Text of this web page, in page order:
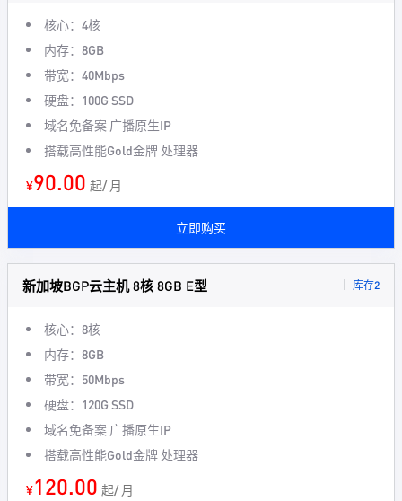
核心：4核
内存：8GB
带宽：40Mbps
硬盘：100G SSD
域名免备案 广播原生IP
搭载高性能Gold金牌 处理器
¥90.00 起/ 月
立即购买
新加坡BGP云主机 8核 8GB E型 库存2
核心：8核
内存：8GB
带宽：50Mbps
硬盘：120G SSD
域名免备案 广播原生IP
搭载高性能Gold金牌 处理器
¥120.00 起/ 月